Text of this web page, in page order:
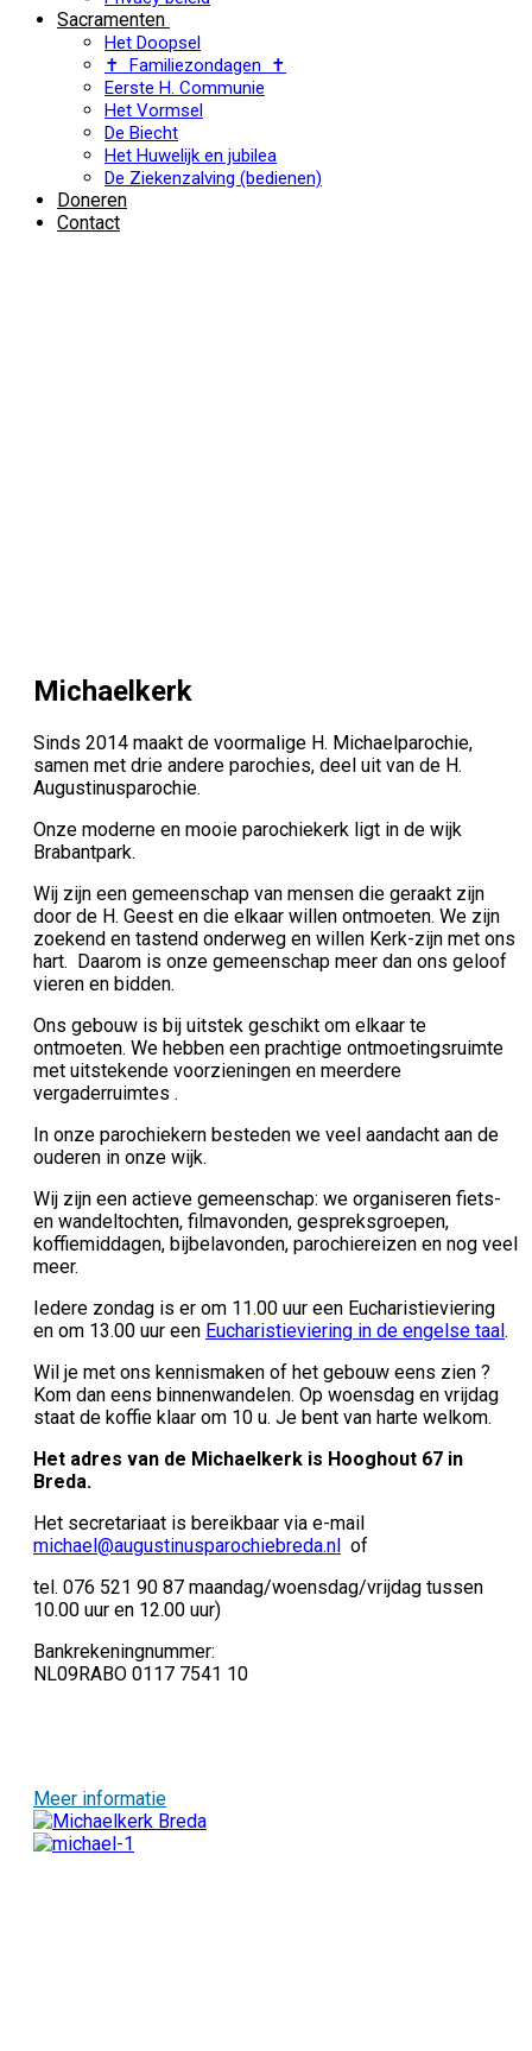
Sacramenten
Het Doopsel
✝ Familiezondagen ✝
Eerste H. Communie
Het Vormsel
De Biecht
Het Huwelijk en jubilea
De Ziekenzalving (bedienen)
Doneren
Contact
Michaelkerk
Sinds 2014 maakt de voormalige H. Michaelparochie,
samen met drie andere parochies, deel uit van de H.
Augustinusparochie.
Onze moderne en mooie parochiekerk ligt in de wijk
Brabantpark.
Wij zijn een gemeenschap van mensen die geraakt zijn
door de H. Geest en die elkaar willen ontmoeten. We zijn
zoekend en tastend onderweg en willen Kerk-zijn met ons
hart. Daarom is onze gemeenschap meer dan ons geloof
vieren en bidden.
Ons gebouw is bij uitstek geschikt om elkaar te
ontmoeten. We hebben een prachtige ontmoetingsruimte
met uitstekende voorzieningen en meerdere
vergaderruimtes .
In onze parochiekern besteden we veel aandacht aan de
ouderen in onze wijk.
Wij zijn een actieve gemeenschap: we organiseren fiets-
en wandeltochten, filmavonden, gespreksgroepen,
koffiemiddagen, bijbelavonden, parochiereizen en nog veel
meer.
Iedere zondag is er om 11.00 uur een Eucharistieviering
en om 13.00 uur een Eucharistieviering in de engelse taal.
Wil je met ons kennismaken of het gebouw eens zien ?
Kom dan eens binnenwandelen. Op woensdag en vrijdag
staat de koffie klaar om 10 u. Je bent van harte welkom.
Het adres van de Michaelkerk is Hooghout 67 in
Breda.
Het secretariaat is bereikbaar via e-mail
michael@augustinusparochiebreda.nl of
tel. 076 521 90 87 maandag/woensdag/vrijdag tussen
10.00 uur en 12.00 uur)
Bankrekeningnummer:
NL09RABO 0117 7541 10
Meer informatie